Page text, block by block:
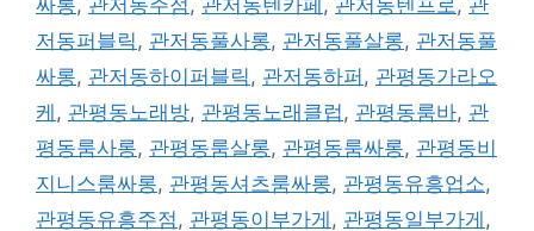
저동퍼블릭 , 관저동풀사롱, 관저동풀살롱, 관저동풀
싸롱, 관저동하이퍼블릭 , 관저동하퍼 , 관평동가라오
케 , 관평동노래방, 관평동노래클럽 , 관평동룸바, 관
평동룸사롱, 관평동룸살롱, 관평동룸싸롱, 관평동비
지니스룸싸롱, 관평동셔츠룸싸롱, 관평동유흥업소,
관평동유흥주점 , 관평동이부가게 , 관평동일부가게 ,